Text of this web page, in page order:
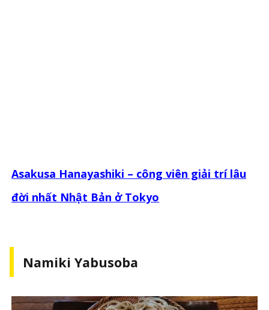
Asakusa Hanayashiki – công viên giải trí lâu
đời nhất Nhật Bản ở Tokyo
Namiki Yabusoba